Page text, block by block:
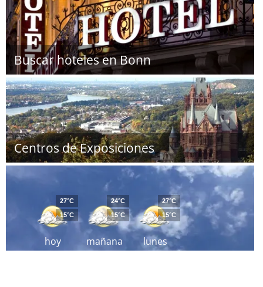
Buscar hoteles en Bonn
Centros de Exposiciones
hoy
27°C
15°C
mañana
24°C
15°C
lunes
27°C
15°C